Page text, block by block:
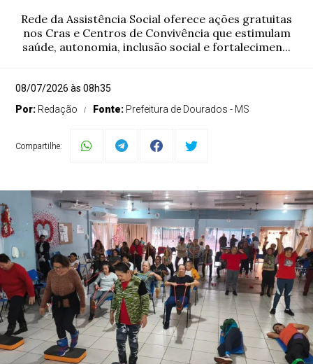
Rede da Assistência Social oferece ações gratuitas
nos Cras e Centros de Convivência que estimulam
saúde, autonomia, inclusão social e fortalecimen...
08/07/2026 às 08h35
Por: Redação Fonte: Prefeitura de Dourados - MS
Compartilhe: